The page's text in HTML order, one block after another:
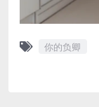
你的负卿